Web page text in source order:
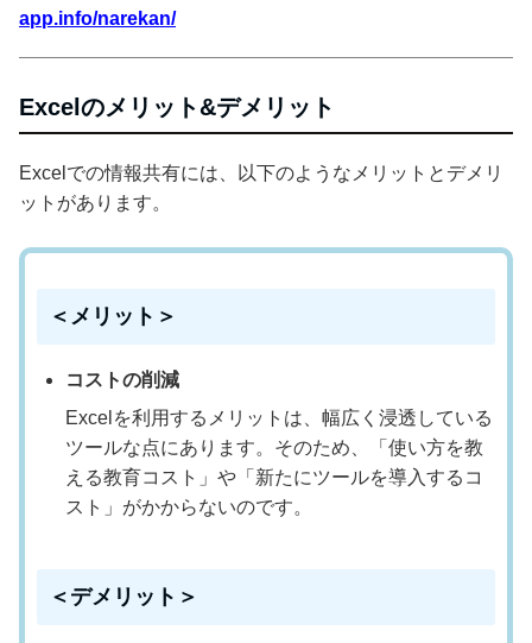
app.info/narekan/
Excelのメリット&デメリット
Excelでの情報共有には、以下のようなメリットとデメリ
ットがあります。
＜メリット＞
コストの削減
Excelを利用するメリットは、幅広く浸透している
ツールな点にあります。そのため、「使い方を教
える教育コスト」や「新たにツールを導入するコ
スト」がかからないのです。
＜デメリット＞